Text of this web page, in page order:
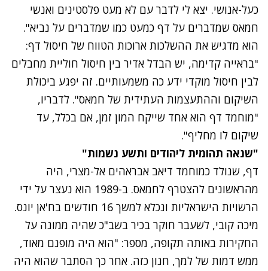
כעל-אנושי. יצא לי לדבר עם לא מעט פלסטינים ואנשי
חמאס שמדברים על דף כמעט כמו שמדברים על נביא".
הוא מדגיש את ההשלכות ארוכות הטווח של חיסול דף:
"בראייה קדימה, יש הבדל אדיר בין חיסול חוליית מחבלים
לבין חיסול מוקדי ידע כה משמעותיים. זה יפגע ביכולת
השיקום וההתעצמות העתידית של חמאס". לדבריו,
"מוחמד דף הוא אחד שייקח המון זמן, אם בכלל, עד
שיקום לו מחליף".
"שנאה תהומית ליהודים ותשע נשמות"
דף, שנולד כמוחמד דיאב אבראהים אל-מצרי, היה
מהראשונים להצטרף לחמאס. ב-1989 הוא נעצר על ידי
הרשויות הישראליות ונכלא למשך 16 חודשים בח'אן יונס.
מיכה קובי, לשעבר חוקר בכיר בשב"כ שהיה ממונה על
החקירות באותה תקופה, מספר: "הוא היה מופנם מאוד,
ממש דמות של למך, חנון כזה. אחר כך הסתבר שהוא היה